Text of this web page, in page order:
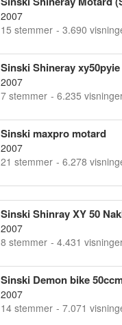
2007
15 stemmer - 3.690
Sinski Shineray xy50pyie
2007
7 stemmer - 6.235
Sinski maxpro motard
2007
21 stemmer - 6.278
Sinski Shinray XY 50
2007
8 stemmer - 4.431
Sinski Demon bike
2007
14 stemmer - 7.071